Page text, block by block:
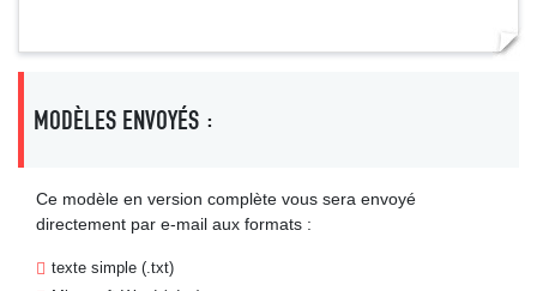
MODÈLES ENVOYÉS :
Ce modèle en version complète vous sera envoyé
directement par e-mail aux formats :
texte simple (.txt)